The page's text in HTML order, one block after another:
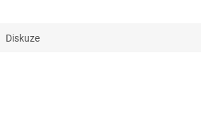
Diskuze